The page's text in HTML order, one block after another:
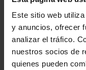
Este sitio web
y anuncios, ofrecer
analizar el tráfico.
nuestros socios de
quienes pueden
- Perfectas para el
- Añádele tu toque